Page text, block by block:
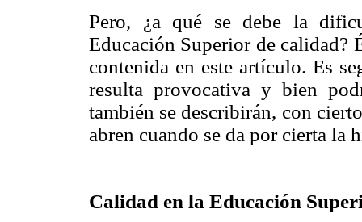
Pero, ¿a qué se debe la
Educación Superior de calidad?
contenida en este artículo. Es
resulta provocativa y bien
también se describirán, con
abren cuando se da por cierta la
Calidad en la Educación